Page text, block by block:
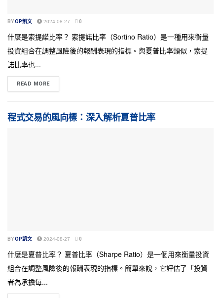
BYOP凱文 2024-08-27 0
什麼是索提諾比率？ 索提諾比率（Sortino Ratio）是一種用來衡量
投資組合在調整風險後的報酬表現的指標。與夏普比率類似，索提
諾比率也...
READ MORE
程式交易的風向標：深入解析夏普比率
BYOP凱文 2024-08-27 0
什麼是夏普比率？ 夏普比率（Sharpe Ratio）是一個用來衡量投資
組合在調整風險後的報酬表現的指標。簡單來說，它評估了「投資
者為承擔每...